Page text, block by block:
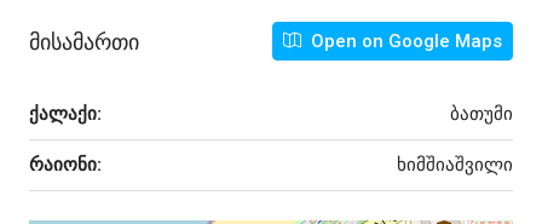
Მისამართი Open on Google Maps
ქალაქი: ბათუმი
რაიონი: ხიმშიაშვილი